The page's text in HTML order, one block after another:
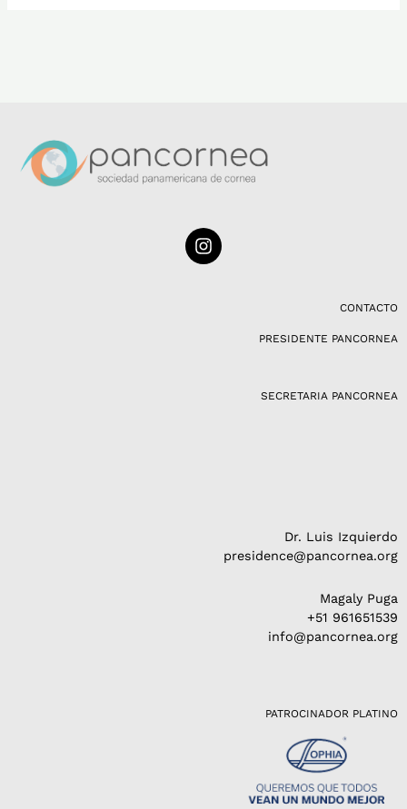
I
n
CONTACTO
PRESIDENTE PANCORNEA
SECRETARIA PANCORNEA
Dr. Luis Izquierdo
presidence@pancornea.org
Magaly Puga
+51 961651539
info@pancornea.org
PATROCINADOR PLATINO